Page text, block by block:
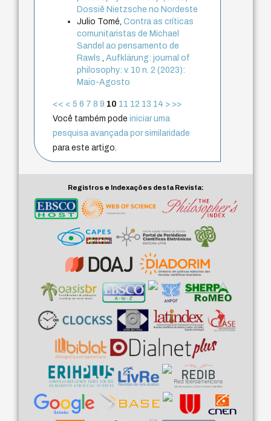
Dossiê Nietzsche no Nordeste
Julio Tomé,Contra as críticas
comunitaristas de Michael
Sandel ao pensamento de
Rawls,Aufklärung: journal of
philosophy: v. 10 n. 2 (2023):
Maio-Agosto
<< < 5 6 7 8 9 10 11 12 13 14 > >>
Você também podeiniciar uma
pesquisa avançada por similaridade
para este artigo.
Registros e Indexações desta Revista: